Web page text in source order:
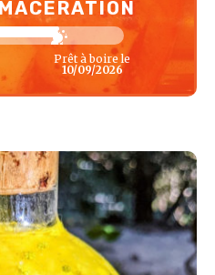
Prêt à boire le
10/09/2026